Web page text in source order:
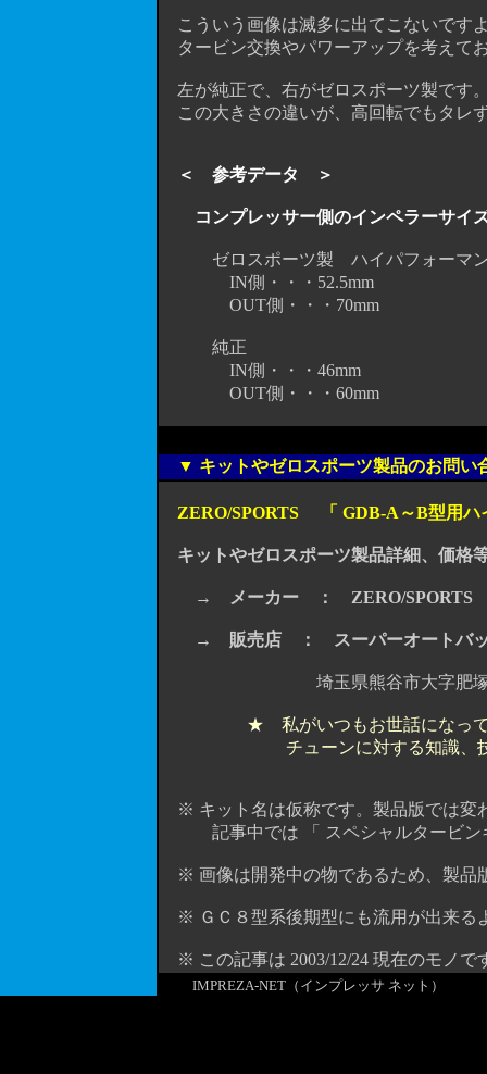
こういう画像は滅多に出てこないです
タービン交換やパワーアップを考えて
左が純正で、右がゼロスポーツ製です
この大きさの違いが、高回転でもタレ
＜ 参考データ ＞
コンプレッサー側のインペラーサ
ゼロスポーツ製 ハイパフォーマン
IN側・・・52.5mm
OUT側・・・70mm
純正
IN側・・・46mm
OUT側・・・60mm
▼ キットやゼロスポーツ製品のお問い
ZERO/SPORTS 「 GDB-A～B型用ハ
キットやゼロスポーツ製品詳細、価格
→ メーカー ： ZERO/SPORTS
→ 販売店 ： スーパーオートバ
埼玉県熊谷市大字肥塚1355-1
★ 私がいつもお世話になっ
チューンに対する知識、
※ キット名は仮称です。製品版では変
記事中では 「 スペシャルタービン
※ 画像は開発中の物であるため、製品
※ ＧＣ８型系後期型にも流用が出来る
※ この記事は 2003/12/24 現在のモノで
IMPREZA-NET（インプレッサ ネット）